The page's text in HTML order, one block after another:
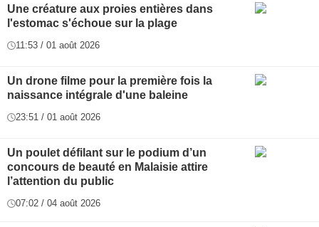
Une créature aux proies entières dans
l'estomac s'échoue sur la plage
11:53 / 01 août 2026
Un drone filme pour la première fois la
naissance intégrale d'une baleine
23:51 / 01 août 2026
Un poulet défilant sur le podium d’un
concours de beauté en Malaisie attire
l’attention du public
07:02 / 04 août 2026